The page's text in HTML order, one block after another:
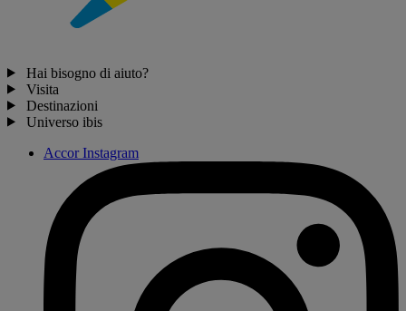
Hai bisogno di aiuto?
Visita
Destinazioni
Universo ibis
Accor Instagram